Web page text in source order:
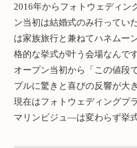
2016年からフォトウェディン
ン当初は結婚式のみ行ってい
は家族旅行と兼ねてハネムー
格的な挙式が叶う会場なんです
オープン当初から「この値段
プルに驚きと喜びの反響が大
現在はフォトウェディングプ
マリンビジュ―は変わらず挙